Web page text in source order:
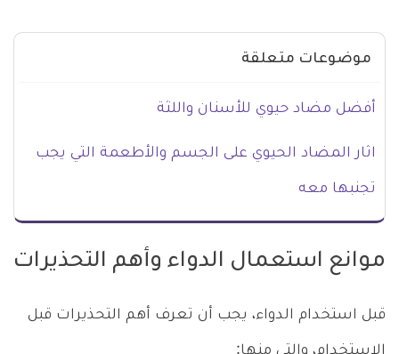
موضوعات متعلقة
أفضل مضاد حيوي للأسنان واللثة
اثار المضاد الحيوي على الجسم والأطعمة التي يجب
تجنبها معه
موانع استعمال الدواء وأهم التحذيرات
قبل استخدام الدواء، يجب أن تعرف أهم التحذيرات قبل